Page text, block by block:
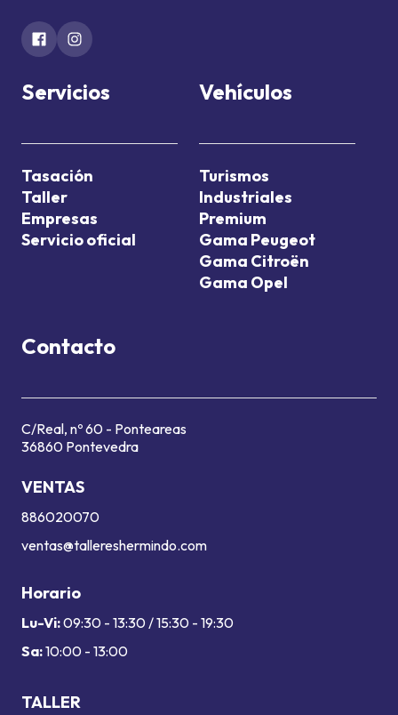
Servicios
Tasación
Taller
Empresas
Servicio oficial
Vehículos
Turismos
Industriales
Premium
Gama Peugeot
Gama Citroën
Gama Opel
Contacto
C/Real, nº 60 - Ponteareas
36860 Pontevedra
VENTAS
886020070
ventas@tallereshermindo.com
Horario
Lu-Vi:09:30 - 13:30 / 15:30 - 19:30
Sa:10:00 - 13:00
TALLER